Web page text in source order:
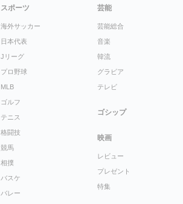
スポーツ
海外サッカー
日本代表
Jリーグ
プロ野球
MLB
ゴルフ
テニス
格闘技
競馬
相撲
バスケ
バレー
芸能
芸能総合
音楽
韓流
グラビア
テレビ
ゴシップ
映画
レビュー
プレゼント
特集